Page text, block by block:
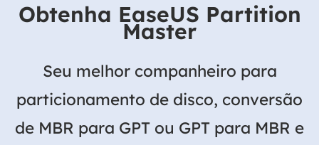
Obtenha EaseUS Partition
Master
Seu melhor companheiro para
particionamento de disco, conversão
de MBR para GPT ou GPT para MBR e